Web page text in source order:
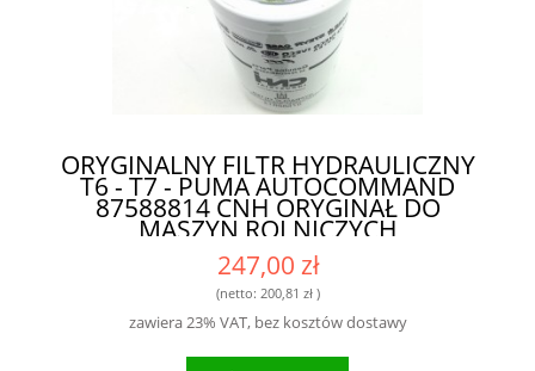
ORYGINALNY FILTR HYDRAULICZNY
T6 - T7 - PUMA AUTOCOMMAND
87588814 CNH ORYGINAŁ DO
MASZYN ROLNICZYCH
247,00 zł
(netto: 200,81 zł)
zawiera 23% VAT, bez kosztów dostawy